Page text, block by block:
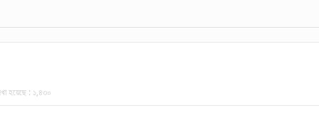
হয়েছে : ১,৪৩০